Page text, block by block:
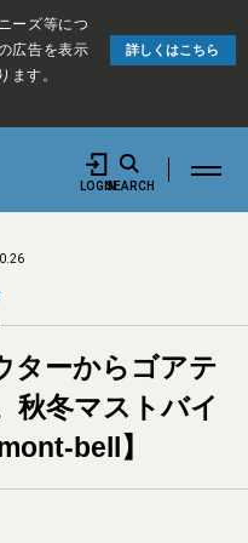
ーズ等につ
広告を表示
ます。
詳しくはこちら
LOGINSEARCH
ターからゴアテ
秋冬マストバイ
bell】